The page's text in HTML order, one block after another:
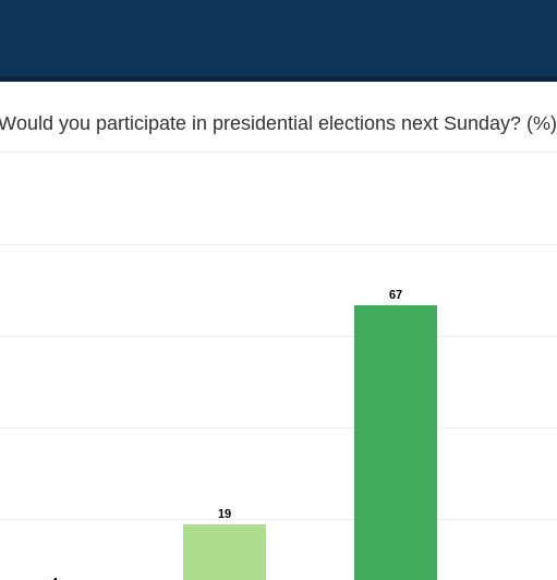
you participate in presidential elections next Sunday? (%)
19
67